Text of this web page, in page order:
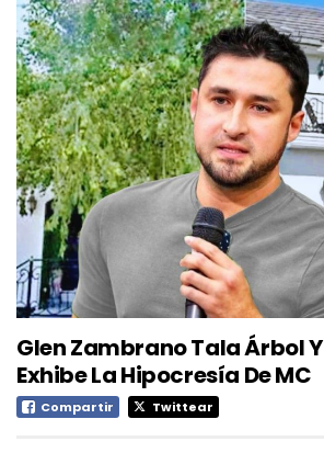
Glen Zambrano Tala Árbol Y
Exhibe La Hipocresía De MC
Compartir Twittear